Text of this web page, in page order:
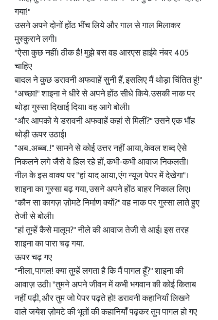
गया!"
उसने अपने दोनों होंठ भींच लिये और गाल से गाल मिलाकर
मुस्कुराने लगी।
"ऐसा कुछ नहीं। ठीक है! मुझे बस वह आरएस हाईवे नंबर 405
चाहिए
बादल ने कुछ डरावनी अफवाहें सुनी हैं, इसलिए मैं थोड़ा चिंतित हूं!"
"अच्छा!" शाइना ने धीरे से अपने होंठ सीधे किये. उसकी नाक पर
थोड़ा गुस्सा दिखाई दिया। वह आगे बोली।
"और आपको ये डरावनी अफवाहें कहां से मिलीं?" उसने एक भौंह
थोड़ी ऊपर उठाई।
"अब..अब्ब्ब..!" सामने से कोई उत्तर नहीं आया, केवल शब्द ऐसे
निकलने लगे जैसे वे हिल रहे हों, कभी-कभी आवाज निकलती।
नील के इस वाक्य पर "हां याद आया, एंग न्यूज पेपर में देखेगा"।
शाइना का गुस्सा बढ़ गया, उसने अपने होंठ बाहर निकाल लिए।
"कौन सा कागज़ ज़ोमटे निर्माण क्यों?" वह नाक पर गुस्सा लाते हुए
तेजी से बोली।
"हां तुम्हें कैसे मालूम?" नीले की आवाज तेजी से आई। इस तरह
शाइना का पारा चढ़ गया.
ऊपर चढ़ गए
"नीला, पागल! क्या तुम्हें लगता है कि मैं पागल हूँ?" शाइना की
आवाज़ उठी। "तुमने अपने जीवन में कभी भगवान की कोई किताब
नहीं पढ़ी, और तुम जो पेपर पढ़ते हो! डरावनी कहानियाँ लिखने
वाले जयेश ज़ोमटे की भूतों की कहानियाँ पढ़कर तुम पागल हो गए